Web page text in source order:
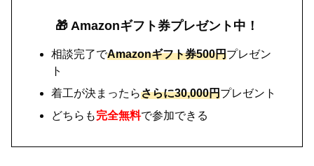
🎁 Amazonギフト券プレゼント中！
相談完了でAmazonギフト券500円プレゼン
ト
着工が決まったらさらに30,000円プレゼント
どちらも完全無料で参加できる